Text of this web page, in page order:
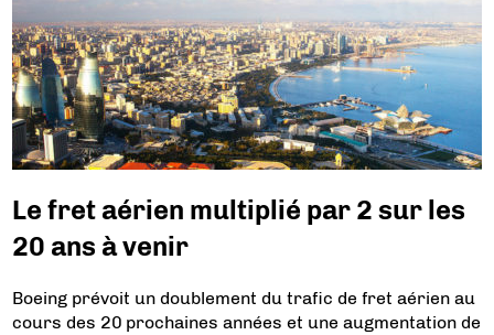
Le fret aérien multiplié par 2 sur les
20 ans à venir
Boeing prévoit un doublement du trafic de fret aérien au
cours des 20 prochaines années et une augmentation de